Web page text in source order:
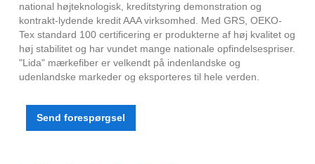
national højteknologisk, kreditstyring demonstration og
kontrakt-lydende kredit AAA virksomhed. Med GRS, OEKO-
Tex standard 100 certificering er produkterne af høj kvalitet og
høj stabilitet og har vundet mange nationale opfindelsespriser.
"Lida" mærkefiber er velkendt på indenlandske og
udenlandske markeder og eksporteres til hele verden.
Send forespørgsel